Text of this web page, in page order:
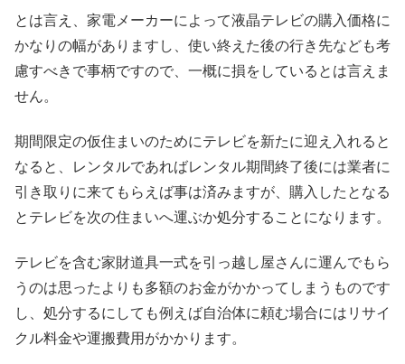
とは言え、家電メーカーによって液晶テレビの購入価格に
かなりの幅がありますし、使い終えた後の行き先なども考
慮すべきで事柄ですので、一概に損をしているとは言えま
せん。
期間限定の仮住まいのためにテレビを新たに迎え入れると
なると、レンタルであればレンタル期間終了後には業者に
引き取りに来てもらえば事は済みますが、購入したとなる
とテレビを次の住まいへ運ぶか処分することになります。
テレビを含む家財道具一式を引っ越し屋さんに運んでもら
うのは思ったよりも多額のお金がかかってしまうものです
し、処分するにしても例えば自治体に頼む場合にはリサイ
クル料金や運搬費用がかかります。